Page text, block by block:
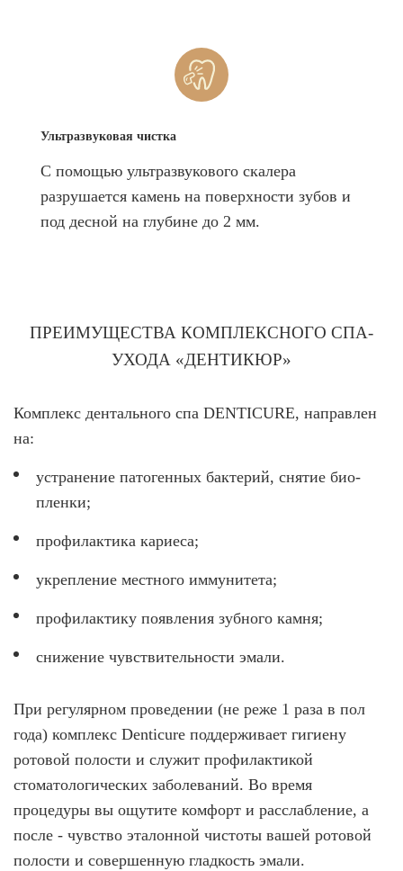
Ультразвуковая чистка
С помощью ультразвукового скалера
разрушается камень на поверхности зубов и
под десной на глубине до 2 мм.
ПРЕИМУЩЕСТВА КОМПЛЕКСНОГО СПА-
УХОДА «ДЕНТИКЮР»
Комплекс дентального спа DENTICURE, направлен
на:
устранение патогенных бактерий, снятие био-
пленки;
профилактика кариеса;
укрепление местного иммунитета;
профилактику появления зубного камня;
снижение чувствительности эмали.
При регулярном проведении (не реже 1 раза в пол
года) комплекс Denticure поддерживает гигиену
ротовой полости и служит профилактикой
стоматологических заболеваний. Во время
процедуры вы ощутите комфорт и расслабление, а
после - чувство эталонной чистоты вашей ротовой
полости и совершенную гладкость эмали.